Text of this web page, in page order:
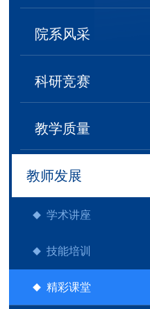
院系风采
科研竞赛
教学质量
教师发展
学术讲座
技能培训
精彩课堂